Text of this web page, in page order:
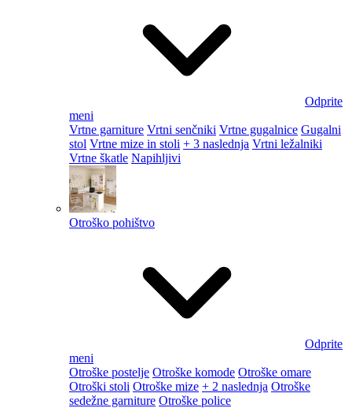
Odprite
meni
Vrtne garniture Vrtni senčniki Vrtne gugalnice Gugalni
stol Vrtne mize in stoli + 3 naslednja Vrtni ležalniki
Vrtne škatle Napihljivi
Otroško pohištvo
Odprite
meni
Otroške postelje Otroške komode Otroške omare
Otroški stoli Otroške mize + 2 naslednja Otroške
sedežne garniture Otroške police